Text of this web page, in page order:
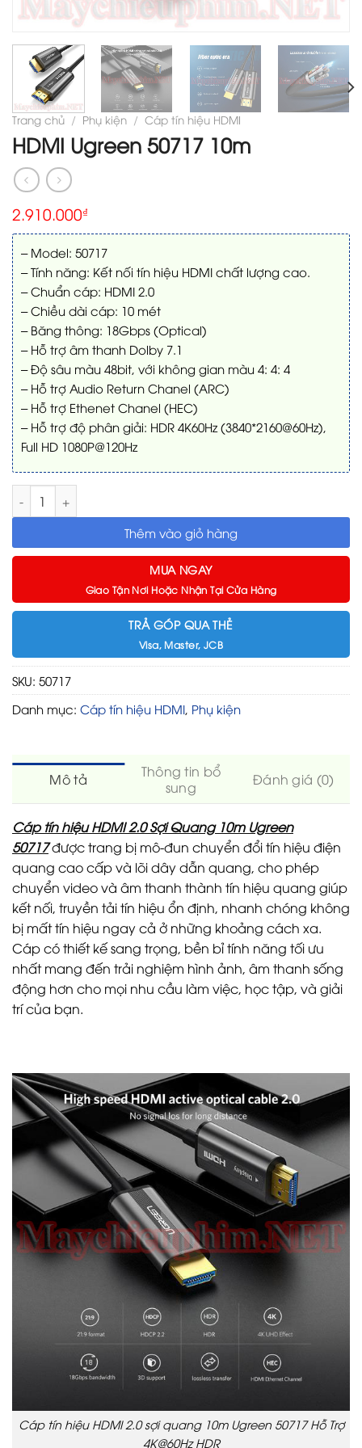
Trang chủ / Phụ kiện / Cáp tín hiệu HDMI
HDMI Ugreen 50717 10m
2.910.000₫
– Model: 50717
– Tính năng: Kết nối tín hiệu HDMI chất lượng cao.
– Chuẩn cáp: HDMI 2.0
– Chiều dài cáp: 10 mét
– Băng thông: 18Gbps (Optical)
– Hỗ trợ âm thanh Dolby 7.1
– Độ sâu màu 48bit, với không gian màu 4: 4: 4
– Hỗ trợ Audio Return Chanel (ARC)
– Hỗ trợ Ethenet Chanel (HEC)
– Hỗ trợ độ phân giải: HDR 4K60Hz (3840*2160@60Hz),
Full HD 1080P@120Hz
HDMI Ugreen 50717 10m số lượng
Thêm vào giỏ hàng
MUA NGAY
Giao Tận Nơi Hoặc Nhận Tại Cửa Hàng
TRẢ GÓP QUA THẺ
Visa, Master, JCB
SKU: 50717
Danh mục: Cáp tín hiệu HDMI Phụ kiện
Mô tả
Thông tin bổ
sung
Đánh giá (0)
Cáp tín hiệu HDMI 2.0 Sợi Quang 10m Ugreen
50717được trang bị mô-đun chuyển đổi tín hiệu điện
quang cao cấp và lõi dây dẫn quang, cho phép
chuyển video và âm thanh thành tín hiệu quang giúp
kết nối, truyền tải tín hiệu ổn định, nhanh chóng không
bị mất tín hiệu ngay cả ở những khoảng cách xa.
Cáp có thiết kế sang trọng, bền bỉ tính năng tối ưu
nhất mang đến trải nghiệm hình ảnh, âm thanh sống
động hơn cho mọi nhu cầu làm việc, học tập, và giải
trí của bạn.
Cáp tín hiệu HDMI 2.0 sợi quang 10m Ugreen 50717 Hỗ Trợ
4K@60Hz HDR